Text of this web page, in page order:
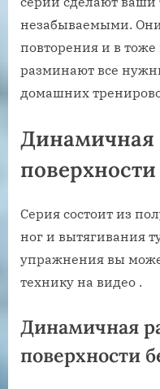
незабываемыми.
повторения и в
разминают все
домашних
Динамичная
Серия состоит из
ног и вытягивания
упражнения вы
технику на видео .
Динамичная
поверхности